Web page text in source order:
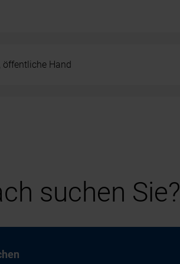
öffentliche Hand
suchen Sie?